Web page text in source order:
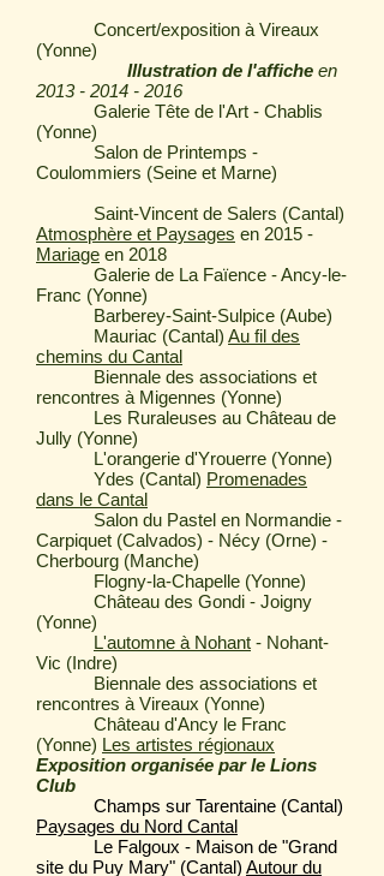
Concert/exposition à Vireaux
(Yonne)
Illustration de l'affiche en
2013 - 2014 - 2016
Galerie Tête de l'Art - Chablis
(Yonne)
Salon de Printemps -
Coulommiers (Seine et Marne)
Saint-Vincent de Salers (Cantal)
Atmosphère et Paysages en 2015 -
Mariage en 2018
Galerie de La Faïence - Ancy-le-
Franc (Yonne)
Barberey-Saint-Sulpice (Aube)
Mauriac (Cantal) Au fil des
chemins du Cantal
Biennale des associations et
rencontres à Migennes (Yonne)
Les Ruraleuses au Château de
Jully (Yonne)
L'orangerie d'Yrouerre (Yonne)
Ydes (Cantal) Promenades
dans le Cantal
Salon du Pastel en Normandie -
Carpiquet (Calvados) - Nécy (Orne) -
Cherbourg (Manche)
Flogny-la-Chapelle (Yonne)
Château des Gondi - Joigny
(Yonne)
L'automne à Nohant - Nohant-
Vic (Indre)
Biennale des associations et
rencontres à Vireaux (Yonne)
Château d'Ancy le Franc
(Yonne) Les artistes régionaux
Exposition organisée par le Lions
Club
Champs sur Tarentaine (Cantal)
Paysages du Nord Cantal
Le Falgoux - Maison de "Grand
site du Puy Mary" (Cantal) Autour du